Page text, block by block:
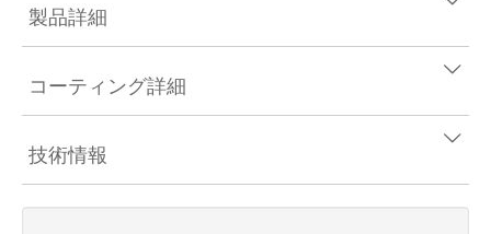
製品詳細
コーティング詳細
技術情報